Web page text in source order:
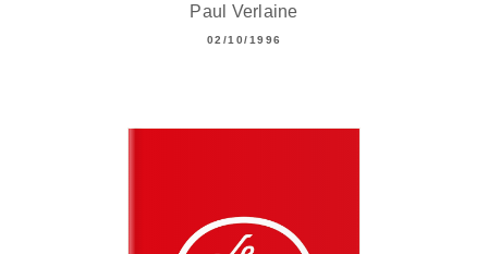
Paul Verlaine
02/10/1996